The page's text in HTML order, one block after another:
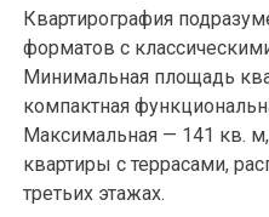
Квартирография
форматов с
Минимальная площадь
компактная
Максимальная — 141 кв.
квартиры с террасами,
третьих этажах.